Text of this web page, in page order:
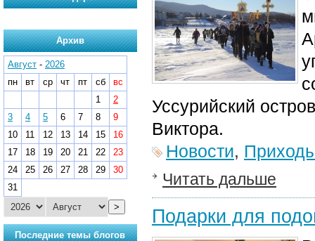
Уссурийский
Виктора.
Новости,
Читать дальше
Подарки для
Архив
Август - 2026
пн
вт ср чт пт сб
вс
1
2
3
4 5 6 7 8
9
10
11 12 13 14 15
16
17
18 19 20 21 22
23
24
25 26 27 28 29
30
31
>
Последние темы блогов